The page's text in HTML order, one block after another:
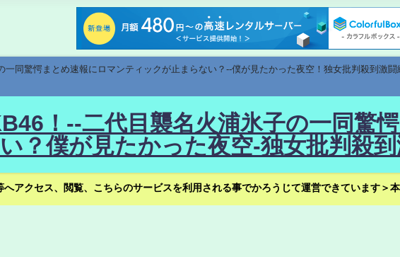
一同驚愕まとめ速報にロマンティックが止まらない？--僕が見たかった夜空！独女批判殺到激
！--二代目襲名火浦氷子の一同驚
？僕が見たかった夜空-独女批判殺
アクセス、閲覧、こちらのサービスを利用される事でかろうじて運営できています＞